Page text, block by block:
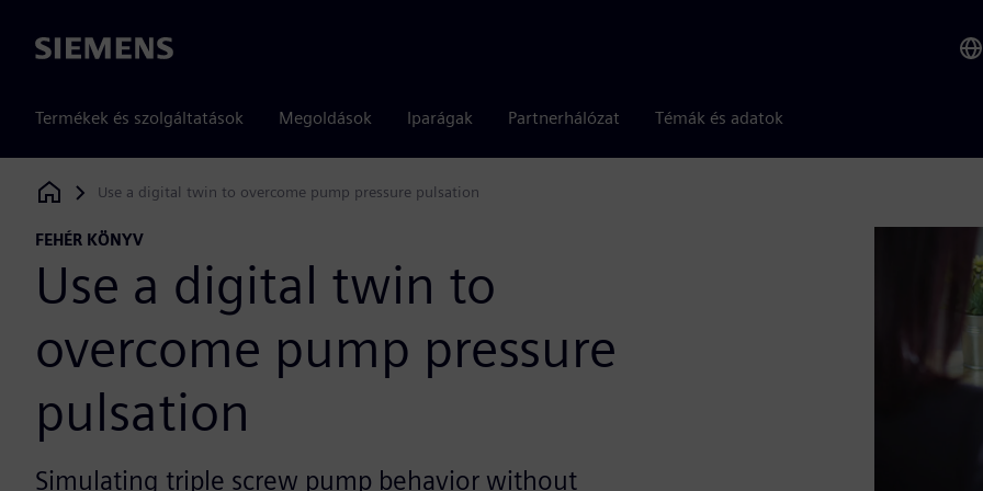
Siemens
Termékek és szolgáltatások Megoldások Iparágak Partnerhálózat Témák és adatok
Siemens Digital Industries Software
Use a digital twin to overcome pump pressure pulsation
FEHÉR KÖNYV
Use a digital twin to
overcome pump pressure
pulsation
Simulating triple screw pump behavior without